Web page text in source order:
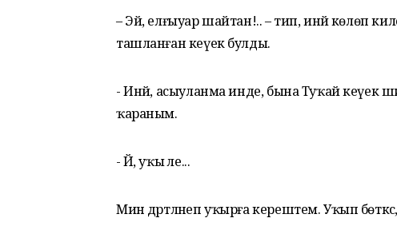
– Эй, елғыуар шайтан!.. – тип, инәй көлөп
ташланған кеүек булды.
- Инәй, асыуланма инде, бына Туҡай кеүек
ҡараным.
- Йә, уҡы әле...
Мин дәртләнеп уҡырға керештем. Уҡып